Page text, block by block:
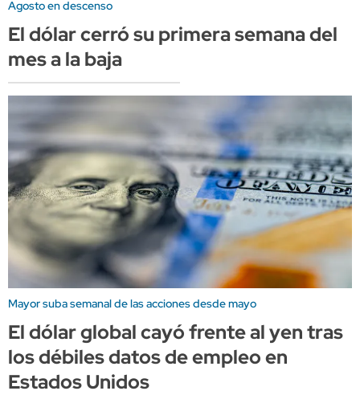
Agosto en descenso
El dólar cerró su primera semana del
mes a la baja
Mayor suba semanal de las acciones desde mayo
El dólar global cayó frente al yen tras
los débiles datos de empleo en
Estados Unidos